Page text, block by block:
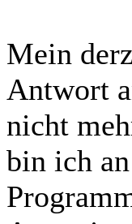
Mein
Antwort
nicht
bin ich